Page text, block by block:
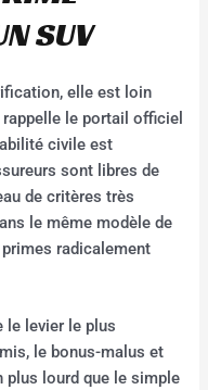
SUV
elle est loin
le portail officiel
civile est
sont libres de
de critères très
le même modèle de
radicalement
le levier le plus
le bonus-malus et
plus lourd que le simple